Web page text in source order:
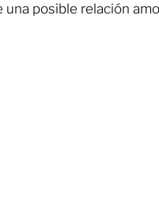
posible relación